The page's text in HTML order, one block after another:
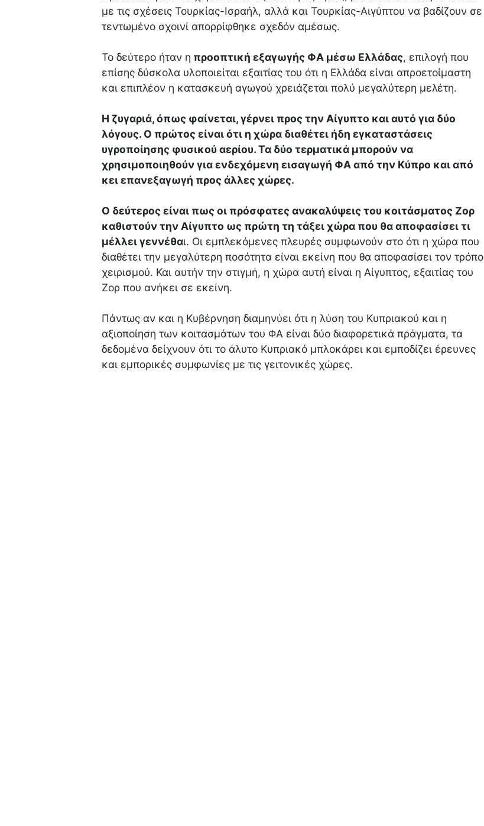
με τις σχέσεις Τουρκίας-Ισραήλ, αλλά και Τουρκίας-Αιγύπτου να βαδίζουν σε
τεντωμένο σχοινί απορρίφθηκε σχεδόν αμέσως.
Το δεύτερο ήταν η προοπτική εξαγωγής ΦΑ μέσω Ελλάδας, επιλογή που
επίσης δύσκολα υλοποιείται εξαιτίας του ότι η Ελλάδα είναι απροετοίμαστη
και επιπλέον η κατασκευή αγωγού χρειάζεται πολύ μεγαλύτερη μελέτη.
Η ζυγαριά, όπως φαίνεται, γέρνει προς την Αίγυπτο και αυτό για δύο
λόγους. Ο πρώτος είναι ότι η χώρα διαθέτει ήδη εγκαταστάσεις
υγροποίησης φυσικού αερίου. Τα δύο τερματικά μπορούν να
χρησιμοποιηθούν για ενδεχόμενη εισαγωγή ΦΑ από την Κύπρο και από
κει επανεξαγωγή προς άλλες χώρες.
Ο δεύτερος είναι πως οι πρόσφατες ανακαλύψεις του κοιτάσματος Ζορ
καθιστούν την Αίγυπτο ως πρώτη τη τάξει χώρα που θα αποφασίσει τι
μέλλει γεννέθαι. Οι εμπλεκόμενες πλευρές συμφωνούν στο ότι η χώρα που
διαθέτει την μεγαλύτερη ποσότητα είναι εκείνη που θα αποφασίσει τον τρόπο
χειρισμού. Και αυτήν την στιγμή, η χώρα αυτή είναι η Αίγυπτος, εξαιτίας του
Ζορ που ανήκει σε εκείνη.
Πάντως αν και η Κυβέρνηση διαμηνύει ότι η λύση του Κυπριακού και η
αξιοποίηση των κοιτασμάτων του ΦΑ είναι δύο διαφορετικά πράγματα, τα
δεδομένα δείχνουν ότι το άλυτο Κυπριακό μπλοκάρει και εμποδίζει έρευνες
και εμπορικές συμφωνίες με τις γειτονικές χώρες.